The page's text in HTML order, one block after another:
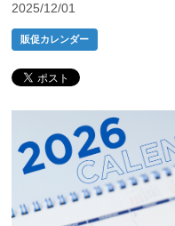
2025/12/01
販促カレンダー